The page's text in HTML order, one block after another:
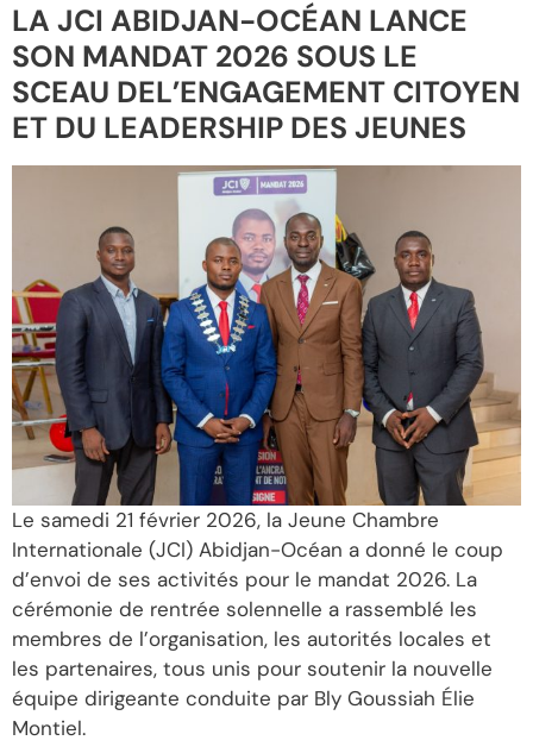
LA JCI ABIDJAN-OCÉAN LANCE
SON MANDAT 2026 SOUS LE
SCEAU DEL’ENGAGEMENT CITOYEN
ET DU LEADERSHIP DES JEUNES
Le samedi 21 février 2026, la Jeune Chambre
Internationale (JCI) Abidjan-Océan a donné le coup
d’envoi de ses activités pour le mandat 2026. La
cérémonie de rentrée solennelle a rassemblé les
membres de l’organisation, les autorités locales et
les partenaires, tous unis pour soutenir la nouvelle
équipe dirigeante conduite par Bly Goussiah Élie
Montiel.